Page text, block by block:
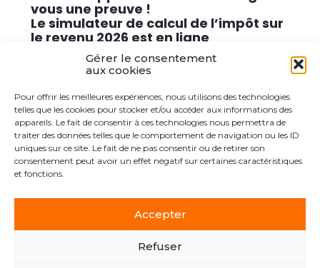
Gérer le consentement
aux cookies
Pour offrir les meilleures expériences, nous utilisons des technologies
telles que les cookies pour stocker et/ou accéder aux informations des
appareils. Le fait de consentir à ces technologies nous permettra de
traiter des données telles que le comportement de navigation ou les ID
uniques sur ce site. Le fait de ne pas consentir ou de retirer son
consentement peut avoir un effet négatif sur certaines caractéristiques
et fonctions.
Accepter
Refuser
vous une preuve !
Le simulateur de calcul de l’impôt sur
le revenu 2026 est en ligne
Promouvoir des solutions de
cybersécurité conformes au RGPD
Commentaires récents
Aucun commentaire à afficher.